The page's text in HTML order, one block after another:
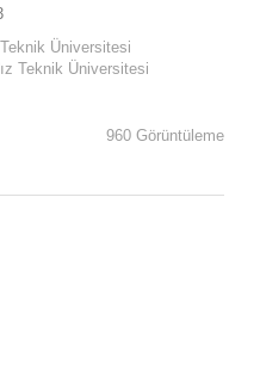
Teknik Üniversitesi
Teknik Üniversitesi
960 Görüntüleme